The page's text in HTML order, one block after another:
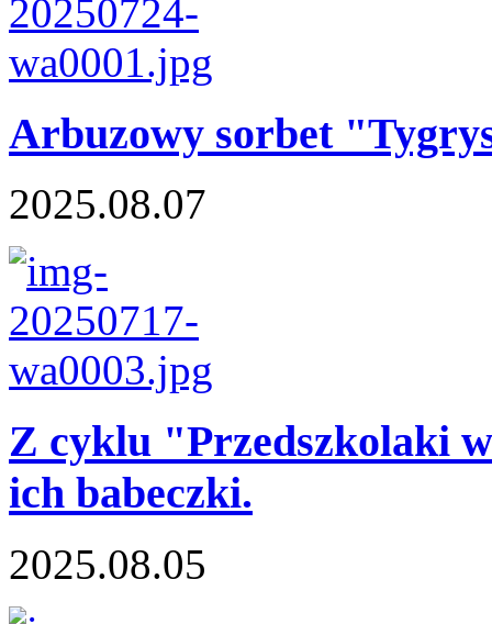
Arbuzowy sorbet
2025.08.07
Z cyklu "Przedszkolaki
ich babeczki.
2025.08.05